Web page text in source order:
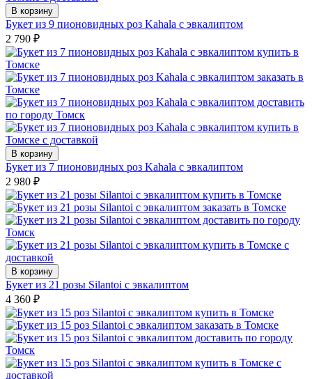
В корзину
Букет из 9 пионовидных роз Kahala с эвкалиптом
2 790 ₽
В корзину
Букет из 7 пионовидных роз Kahala с эвкалиптом
2 980 ₽
В корзину
Букет из 21 розы Silantoi с эвкалиптом
4 360 ₽